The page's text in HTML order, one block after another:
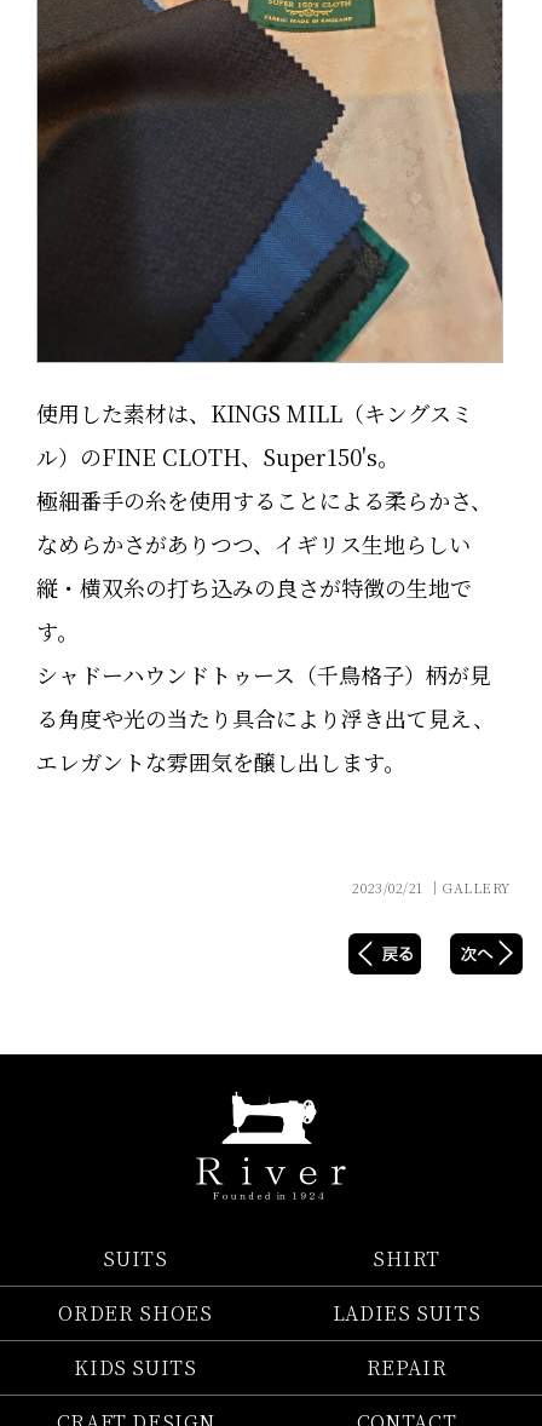
使用した素材は、KINGS MILL（キングスミ
ル）のFINE CLOTH、Super150's。
極細番手の糸を使用することによる柔らかさ、
なめらかさがありつつ、イギリス生地らしい
縦・横双糸の打ち込みの良さが特徴の生地で
す。
シャドーハウンドトゥース（千鳥格子）柄が見
る角度や光の当たり具合により浮き出て見え、
エレガントな雰囲気を醸し出します。
2023/02/21 │GALLERY
SUITS
SHIRT
ORDER SHOES
LADIES SUITS
KIDS SUITS
REPAIR